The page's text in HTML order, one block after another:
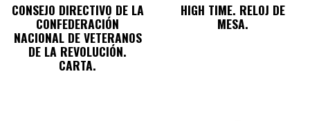
CONSEJO DIRECTIVO DE LA
CONFEDERACIÓN
NACIONAL DE VETERANOS
DE LA REVOLUCIÓN.
CARTA.
HIGH TIME. RELOJ DE
MESA.